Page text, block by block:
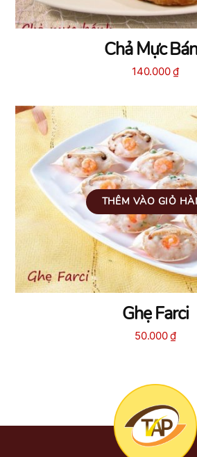
Chả Mực
140.000₫
Ghẹ Farci
50.000₫
THÊM VÀO GIỎ